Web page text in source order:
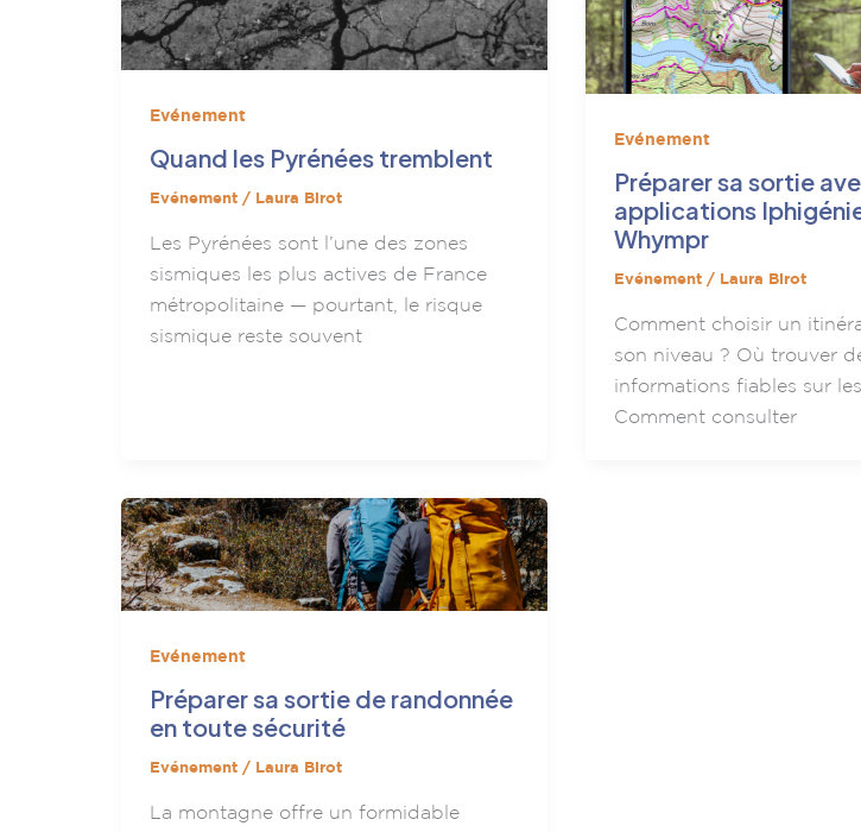
Evénement
Quand les Pyrénées tremblent
Evénement / Laura Birot
Les Pyrénées sont l’une des zones
sismiques les plus actives de France
métropolitaine — pourtant, le risque
sismique reste souvent
Evénement
Préparer sa sortie
applications
Whympr
Evénement/ Laura Birot
Comment choisir un
son niveau ? Où trouver
informations fiables sur
Comment consulter
Evénement
Préparer sa sortie de randonnée
en toute sécurité
Evénement / Laura Birot
La montagne offre un formidable